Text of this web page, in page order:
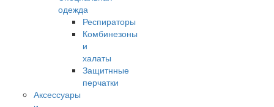
одежда
Респираторы
Комбинезоны
и
халаты
Защитнные
перчатки
Аксессуары